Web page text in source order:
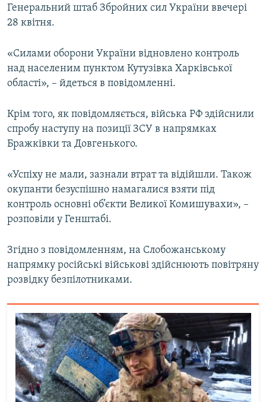
ДОЛУЧАЙСЯ!
Генеральний штаб Збройних сил України ввечері
28 квітня.
«Силами оборони України відновлено контроль
над населеним пунктом Кутузівка Харківської
області», – йдеться в повідомленні.
Крім того, як повідомляється, війська РФ здійснили
спробу наступу на позиції ЗСУ в напрямках
Бражківки та Довгенького.
«Успіху не мали, зазнали втрат та відійшли. Також
окупанти безуспішно намагалися взяти під
контроль основні об’єкти Великої Комишувахи», –
розповіли у Генштабі.
Згідно з повідомленням, на Слобожанському
напрямку російські військові здійснюють повітряну
розвідку безпілотниками.